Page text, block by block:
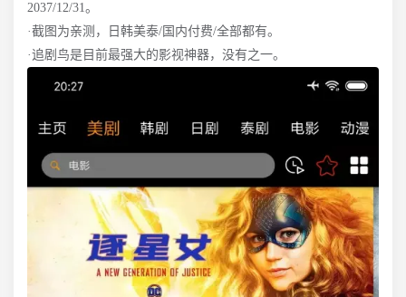
2037/12/31。
·截图为亲测，日韩美泰/国内付费/全部都有。
·追剧鸟是目前最强大的影视神器，没有之一。